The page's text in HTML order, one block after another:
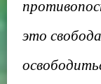
это